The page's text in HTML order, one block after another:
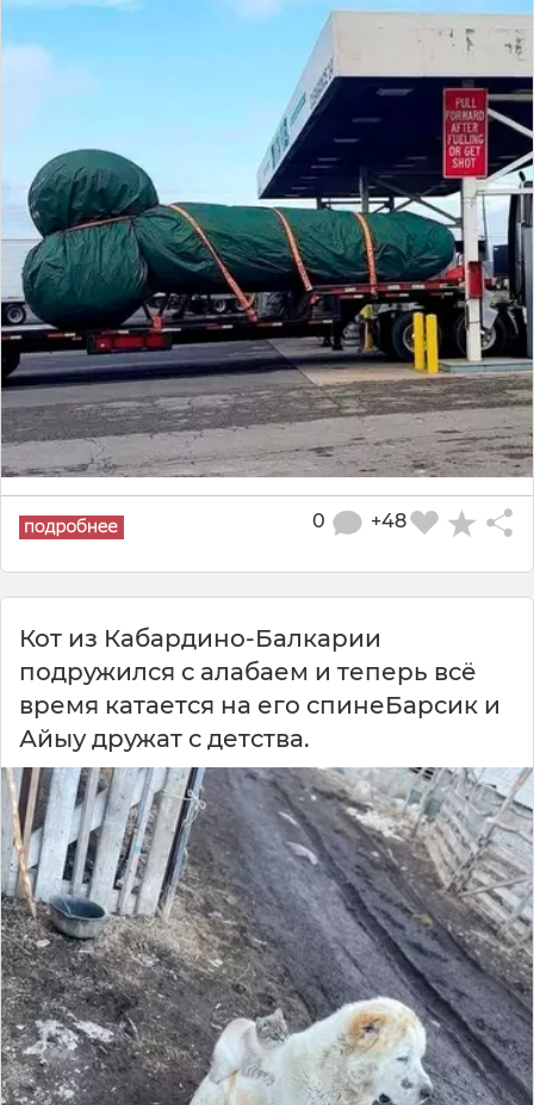
+48
0
Кот из Кабардино-Балкарии
подружился с алабаем и теперь всё
время катается на его спинеБарсик и
Айыу дружат с детства.